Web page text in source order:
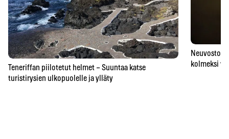
Teneriffan piilotetut helmet – Suuntaa katse
turistirysien ulkopuolelle ja ylläty
kolmeksi